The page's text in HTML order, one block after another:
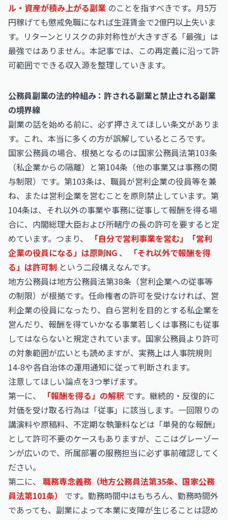
ル・資産が積み上がる副業 のことを指すべきです。月5万
円稼げても懲戒免職になれば生涯賃金で2億円以上失いま
す。リターンとリスクの非対称性が大きすぎる「最強」は
最強ではありません。本記事では、この再定義に沿って許
可範囲でできる収入源を整理していきます。
公務員副業の法的枠組み：許される副業と禁止される副業
の境界線
副業の話を始める前に、必ず押さえてほしい条文がありま
す。これ、本当に多くの方が誤解しているところです。
国家公務員の場合、根拠となるのは国家公務員法第103条
（私企業からの隔離）と第104条（他の事業又は事務の関
与制限）です。第103条は、職員が営利企業の役員等を兼
ね、または営利企業を営むことを原則禁止しています。第
104条は、それ以外の事業や事務に従事して報酬を得る場
合に、内閣総理大臣および所轄庁の長の許可を要すると定
めています。つまり、
「自分で営利事業を営む」「営利
企業の役員になる」は原則NG 、
「それ以外で報酬を得
る」は許可制 という二段構えなんです。
地方公務員は地方公務員法第38条（営利企業への従事等
の制限）が根拠です。任命権者の許可を受けなければ、営
利企業の役員になったり、自ら営利を目的とする私企業を
営んだり、報酬を得ていかなる事業若しくは事務にも従事
してはならないと規定されています。国家公務員より許可
の対象範囲が広いとも読めますが、実務上は人事院規則
14-8や各自治体の運用通知に従って判断されます。
注意してほしい論点を3つ挙げます。
第一に、
「報酬を得る」の解釈 です。継続的・反復的に
対価を受け取る行為は「従事」に該当します。一回限りの
講演料や原稿料、不定期な執筆料などは「単発的な報酬」
として許可不要のケースもありますが、ここはグレーゾー
ンが広いので、所属部署の服務担当に必ず事前確認してく
ださい。
第二に、 職務専念義務（地方公務員法第35条、国家公務
員法第101条）
です。勤務時間中はもちろん、勤務時間外
であっても、副業によって本業に支障が生じることは認め